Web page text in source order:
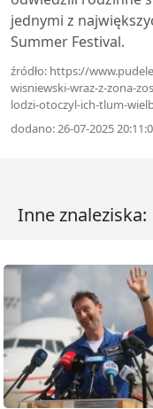
jednymi z
Summer Festival.
źródło: https://
wisniewski-wraz-z-zona-
lodzi-otoczyl-ich-tlum-
dodano: 26-07-2025
Inne znaleziska: